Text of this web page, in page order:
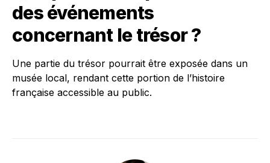
des événements
concernant le trésor ?
Une partie du trésor pourrait être exposée dans un
musée local, rendant cette portion de l’histoire
française accessible au public.